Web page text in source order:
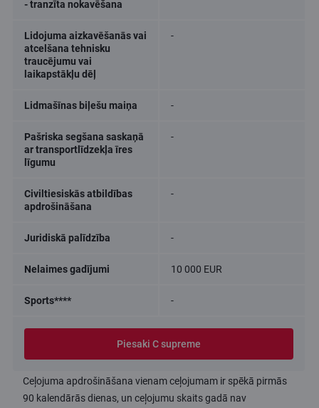
- tranzīta nokavēšana
Lidojuma aizkavēšanās vai
atcelšana tehnisku
traucējumu vai
laikapstākļu dēļ
-
Lidmašīnas biļešu maiņa -
Pašriska segšana saskaņā
ar transportlīdzekļa īres
līgumu
-
Civiltiesiskās atbildības
apdrošināšana
-
Juridiskā palīdzība -
Nelaimes gadījumi 10 000 EUR
Sports**** -
Piesaki C supreme
Ceļojuma apdrošināšana vienam ceļojumam ir spēkā pirmās
90 kalendārās dienas, un ceļojumu skaits gadā nav